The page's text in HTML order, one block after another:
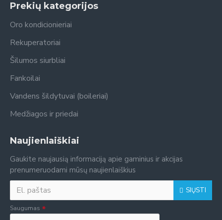
Prekių kategorijos
Oro kondicionieriai
Rekuperatoriai
Šilumos siurbliai
Fankoilai
Vandens šildytuvai (boileriai)
Medžiagos ir priedai
Naujienlaiškiai
Gaukite naujausią informaciją apie gaminius ir akcijas
prenumeruodami mūsų naujienlaiškius
SIŲSTI
Saugumas